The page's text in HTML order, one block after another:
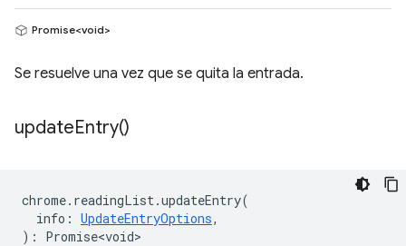
Promise<void>
Se resuelve una vez que se quita la entrada.
updateEntry()
chrome. readingList .updateEntry(
info : UpdateEntryOptions,
) : Promise<void>